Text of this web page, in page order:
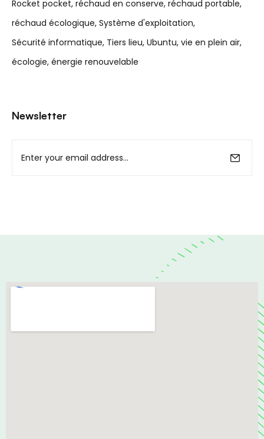
Rocket pocket réchaud en conserve réchaud portable
réchaud écologique Système d'exploitation
Sécurité informatique Tiers lieu Ubuntu vie en plein air
écologie énergie renouvelable
Newsletter